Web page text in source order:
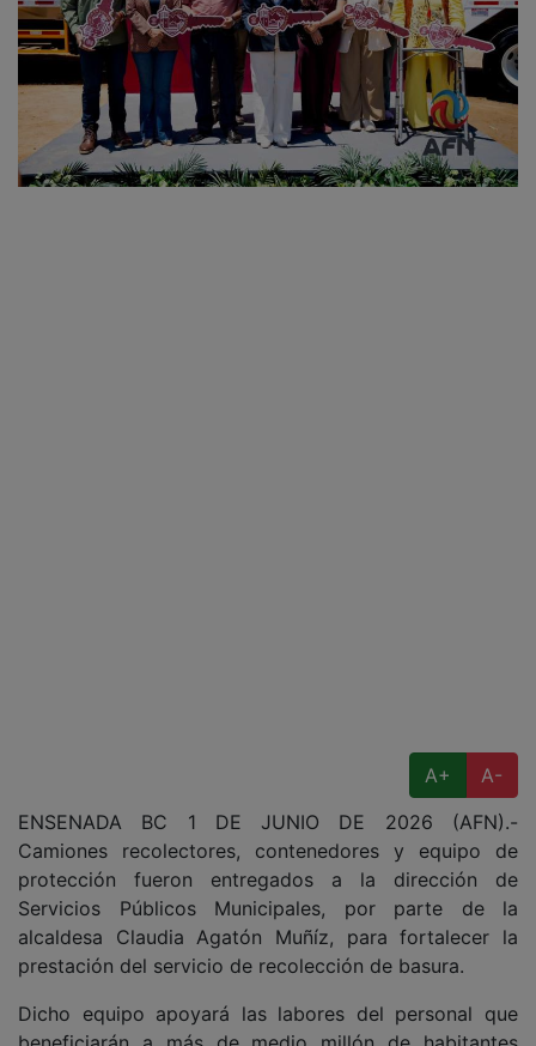
A+
A-
ENSENADA BC 1 DE JUNIO DE 2026 (AFN).-
Camiones recolectores, contenedores y equipo de
protección fueron entregados a la dirección de
Servicios Públicos Municipales, por parte de la
alcaldesa Claudia Agatón Muñíz, para fortalecer la
prestación del servicio de recolección de basura.
Dicho equipo apoyará las labores del personal que